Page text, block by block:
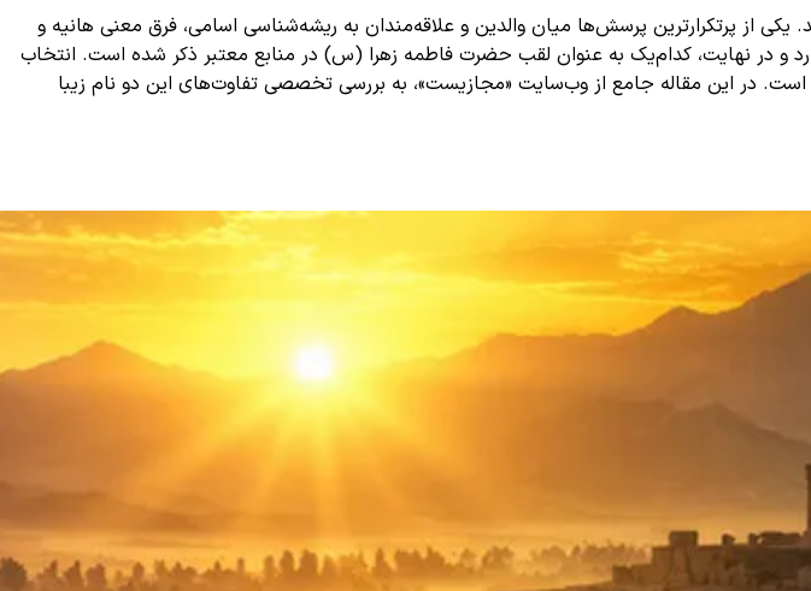
از پرتکرارترین پرسش‌ها میان والدین و علاقه‌مندان به ریشه‌شناسی اسامی، فرق معنی هانیه و
و در نهایت، کدام‌یک به عنوان لقب حضرت فاطمه زهرا (س) در منابع معتبر ذکر شده است. انتخاب
در این مقاله جامع از وب‌سایت «مجازیست»، به بررسی تخصصی تفاوت‌های این دو نام زیبا